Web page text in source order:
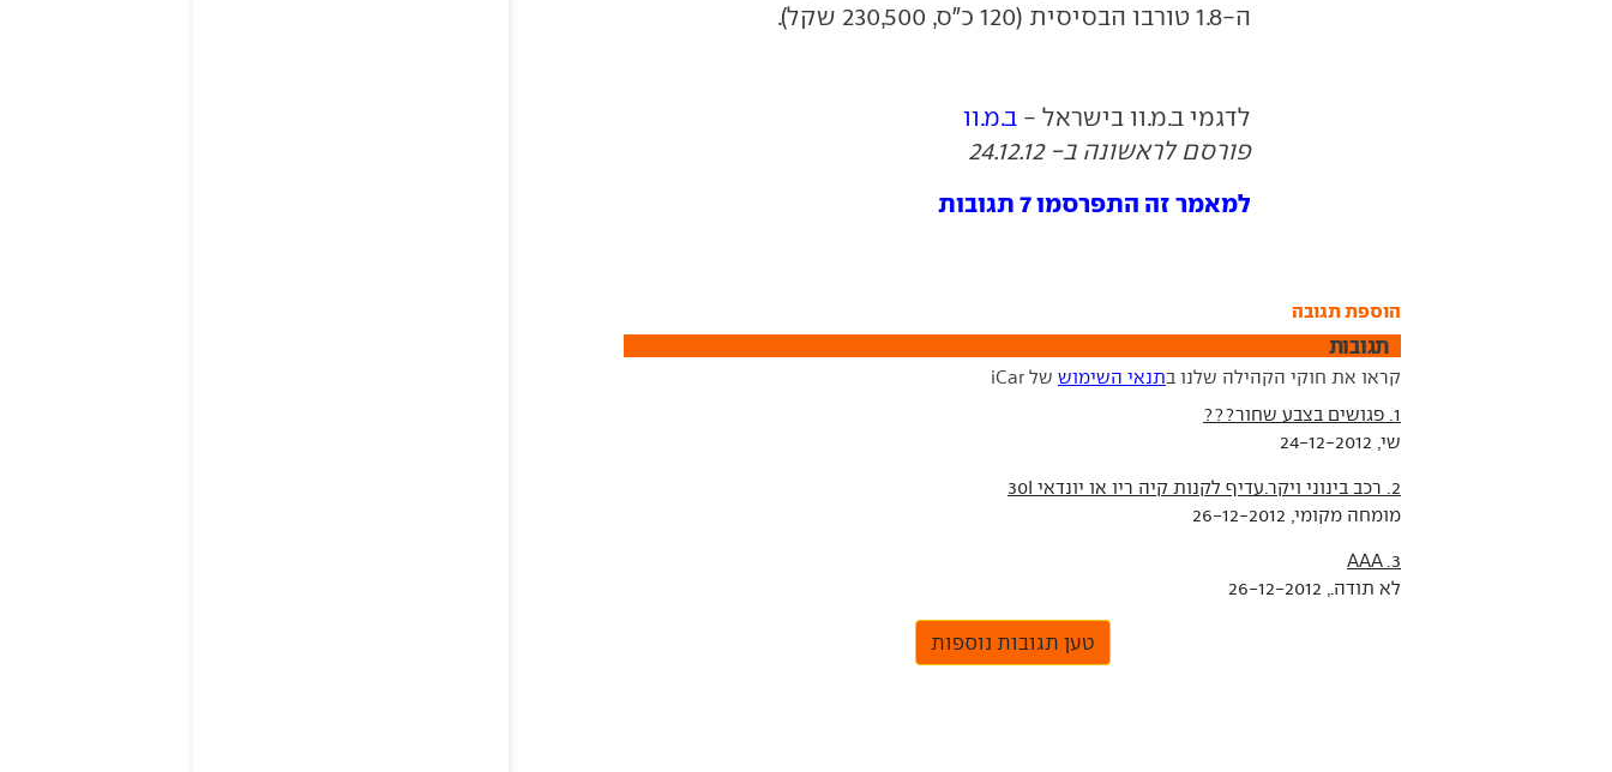
ה-1.8 טורבו הבסיסית (120 כ"ס, 230,500 שקל).
לדגמי ב.מ.וו בישראל - ב.מ.וו
פורסם לראשונה ב- 24.12.12
למאמר זה התפרסמו 7 תגובות
הוספת תגובה
תגובות
קראו את חוקי הקהילה שלנו בתנאי השימוש של iCar
1. פגושים בצבע שחור???
שי, 24-12-2012
2. רכב בינוני ויקר.עדיף לקנות קיה ריו או יונדאי 30I
מומחה מקומי, 26-12-2012
3. AAA
לא תודה., 26-12-2012
טען תגובות נוספות